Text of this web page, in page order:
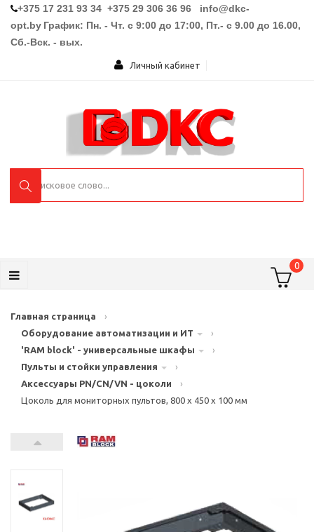
+375 17 231 93 34 +375 29 306 36 96 info@dkc-
opt.by График: Пн. - Чт. с 9:00 до 17:00, Пт.- с 9.00 до 16.00,
Сб.-Вск. - вых.
Личный кабинет
0
Главная страница
›
Оборудование автоматизации и ИТ
›
'RAM block' - универсальные шкафы
›
Пульты и стойки управления
›
Аксессуары PN/CN/VN - цоколи
›
Цоколь для мониторных пультов, 800 x 450 x 100 мм